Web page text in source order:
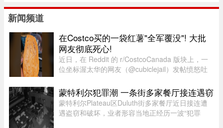
新闻频道
在Costco买的一袋红薯"全军覆没"! 大批
网友彻底死心!
近日，在 Reddit 的 r/CostcoCanada 版块上，一
位坐标渥太华的网友（@cubiclejail）发帖愤怒吐
数百位加拿大网友的激烈共鸣与讨论。这原本只是
一句日常的抱怨，却意外演 ...
蒙特利尔犯罪潮 一条街多家餐厅接连遇窃
蒙特利尔Plateau区Duluth街多家餐厅近日接连遭
遇盗窃和破坏，业者形容当地正经历一波“犯罪